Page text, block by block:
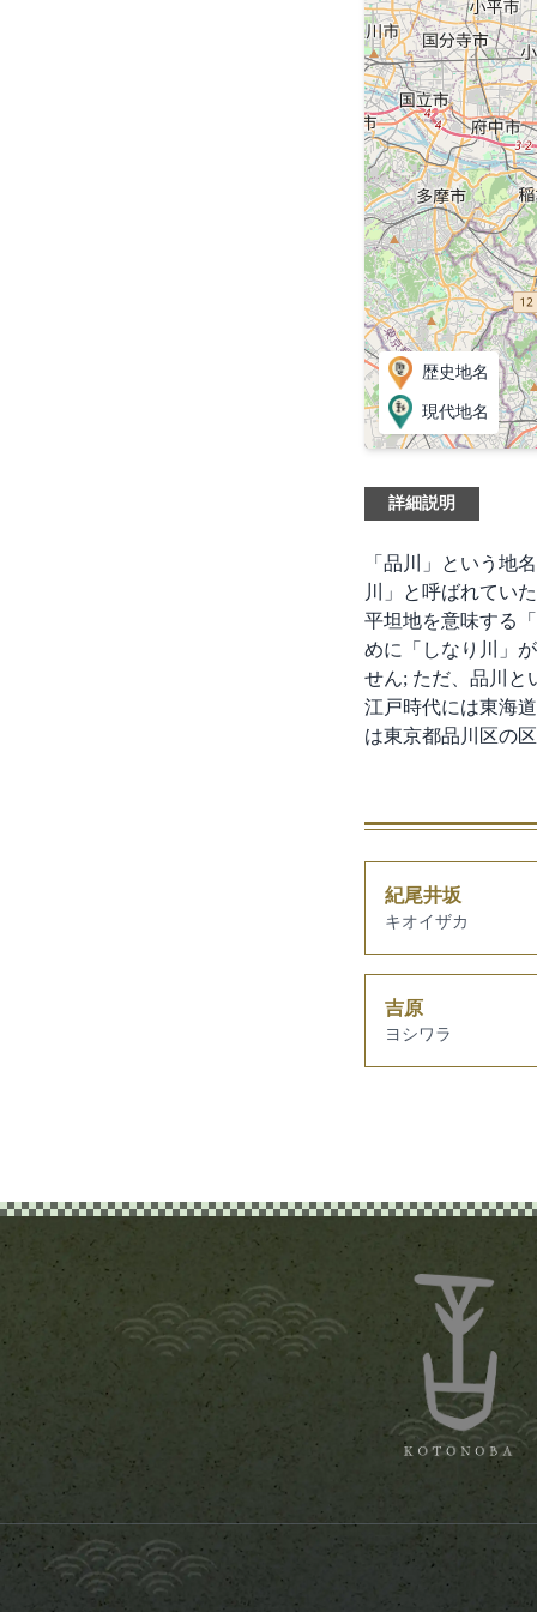
歴史地名
現代地名
詳細説明
「品川」という地
川」と呼ばれてい
平坦地を意味する
めに「しなり川」
せん; ただ、品川と
江戸時代には東海
は東京都品川区の
紀尾井坂
キオイザカ
吉原
ヨシワラ